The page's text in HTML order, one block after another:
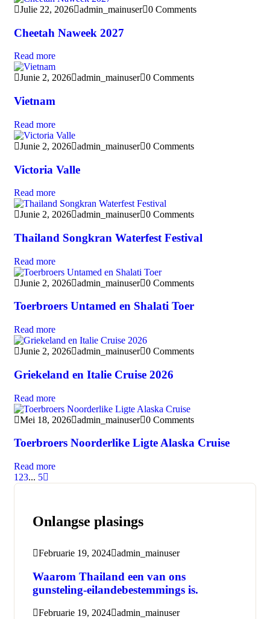
Julie 22, 2026 admin_mainuser 0 Comments
Cheetah Naweek 2027
Read more
Junie 2, 2026 admin_mainuser 0 Comments
Vietnam
Read more
Junie 2, 2026 admin_mainuser 0 Comments
Victoria Valle
Read more
Junie 2, 2026 admin_mainuser 0 Comments
Thailand Songkran Waterfest Festival
Read more
Junie 2, 2026 admin_mainuser 0 Comments
Toerbroers Untamed en Shalati Toer
Read more
Junie 2, 2026 admin_mainuser 0 Comments
Griekeland en Italie Cruise 2026
Read more
Mei 18, 2026 admin_mainuser 0 Comments
Toerbroers Noorderlike Ligte Alaska Cruise
Read more
1 23... 5
Onlangse plasings
Februarie 19, 2024 admin_mainuser
Waarom Thailand een van ons
gunsteling-eilandebestemmings is.
Februarie 19, 2024 admin_mainuser